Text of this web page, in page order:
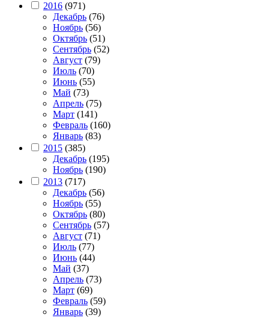
2016 (971)
Декабрь (76)
Ноябрь (56)
Октябрь (51)
Сентябрь (52)
Август (79)
Июль (70)
Июнь (55)
Май (73)
Апрель (75)
Март (141)
Февраль (160)
Январь (83)
2015 (385)
Декабрь (195)
Ноябрь (190)
2013 (717)
Декабрь (56)
Ноябрь (55)
Октябрь (80)
Сентябрь (57)
Август (71)
Июль (77)
Июнь (44)
Май (37)
Апрель (73)
Март (69)
Февраль (59)
Январь (39)